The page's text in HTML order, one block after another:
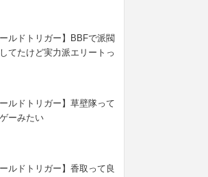
ールドトリガー】BBFで派閥
てたけど実力派エリートっ
ールドトリガー】草壁隊って
ーみたい
ールドトリガー】香取って良